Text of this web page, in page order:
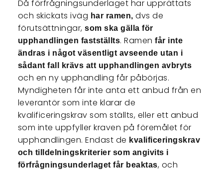
Då förfrågningsunderlaget har upprättats
och skickats iväg har ramen, dvs de
förutsättningar,som ska gälla för
upphandlingen fastställts. Ramenfår inte
ändras i något väsentligt avseende utan i
sådant fall krävs att upphandlingen avbryts
och en ny upphandling får påbörjas.
Myndigheten får inte anta ett anbud från en
leverantör som inte klarar de
kvalificeringskrav som ställts, eller ett anbud
som inte uppfyller kraven på föremålet för
upphandlingen. Endast de kvalificeringskrav
och tilldelningskriterier som angivits i
förfrågningsunderlaget får beaktas, och